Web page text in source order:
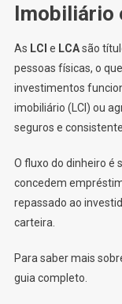
Imobiliário
As LCI e LCAsão
pessoas físicas, o
investimentos
imobiliário (LCI) ou
seguros e
O fluxo do dinheiro é
concedem
repassado ao
carteira.
Para saber mais
guia completo.